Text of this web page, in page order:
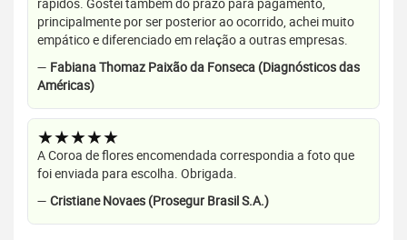
principalmente por ser posterior ao ocorrido, achei muito
empático e diferenciado em relação a outras empresas.
— Fabiana Thomaz Paixão da Fonseca (Diagnósticos das
Américas)
★★★★★
A Coroa de flores encomendada correspondia a foto que
foi enviada para escolha. Obrigada.
— Cristiane Novaes (Prosegur Brasil S.A.)